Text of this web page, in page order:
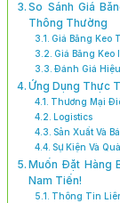
So Sánh Giá
Thông Thường
Giá Băng Keo
Giá Băng Keo
Đánh Giá
Ứng Dụng Thực
Thương Mại
Logistics
Sản Xuất Và
Sự Kiện Và
Muốn Đặt Hàng
Nam Tiến!
Thông Tin